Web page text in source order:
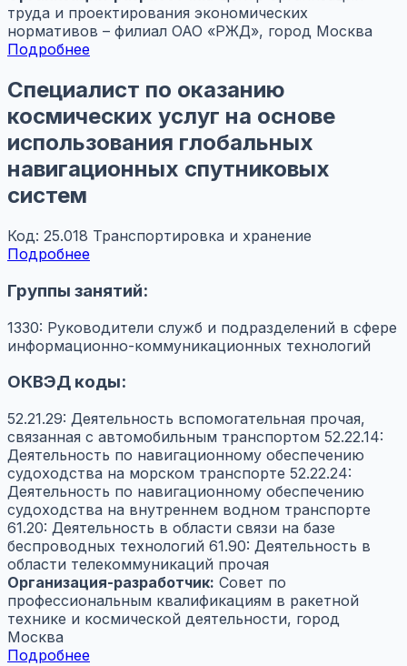
труда и проектирования экономических
нормативов – филиал ОАО «РЖД», город Москва
Подробнее
Специалист по оказанию
космических услуг на основе
использования глобальных
навигационных спутниковых
систем
Код: 25.018 Транспортировка и хранение
Подробнее
Группы занятий:
1330: Руководители служб и подразделений в сфере
информационно-коммуникационных технологий
ОКВЭД коды:
52.21.29: Деятельность вспомогательная прочая,
связанная с автомобильным транспортом 52.22.14:
Деятельность по навигационному обеспечению
судоходства на морском транспорте 52.22.24:
Деятельность по навигационному обеспечению
судоходства на внутреннем водном транспорте
61.20: Деятельность в области связи на базе
беспроводных технологий 61.90: Деятельность в
области телекоммуникаций прочая
Организация-разработчик: Совет по
профессиональным квалификациям в ракетной
технике и космической деятельности, город
Москва
Подробнее